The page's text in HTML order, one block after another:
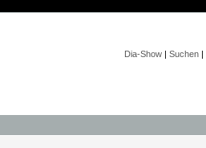
Dia-Show | Suchen |